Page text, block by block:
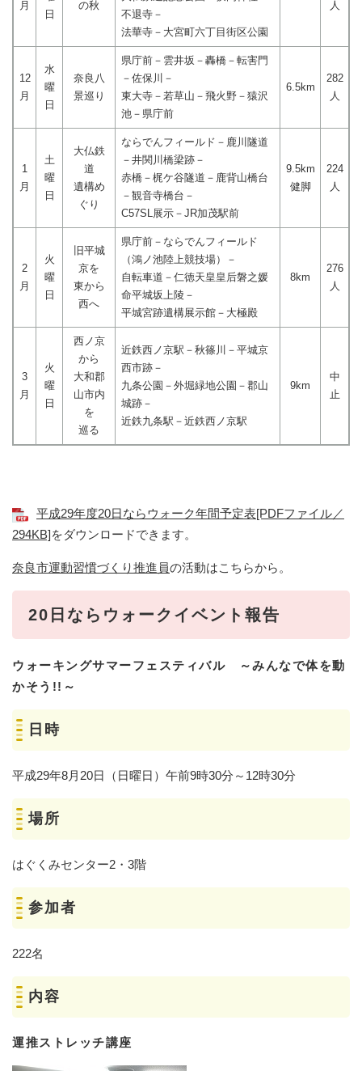
月
日
の秋
不退寺－
法華寺－大宮町六丁目街区公園
人
12
月
水
曜
日
奈良八
景巡り
県庁前－雲井坂－轟橋－転害門
－佐保川－
東大寺－若草山－飛火野－猿沢
池－県庁前
6.5km
282
人
1
月
土
曜
日
大仏鉄
道
遺構め
ぐり
ならでんフィールド－鹿川隧道
－井関川橋梁跡－
赤橋－梶ケ谷隧道－鹿背山橋台
－観音寺橋台－
C57SL展示－JR加茂駅前
9.5km
健脚
224
人
2
月
火
曜
日
旧平城
京を
東から
西へ
県庁前－ならでんフィールド
（鴻ノ池陸上競技場）－
自転車道－仁徳天皇皇后磐之媛
命平城坂上陵－
平城宮跡遺構展示館－大極殿
8km
276
人
3
月
火
曜
日
西ノ京
から
大和郡
山市内
を
巡る
近鉄西ノ京駅－秋篠川－平城京
西市跡－
九条公園－外堀緑地公園－郡山
城跡－
近鉄九条駅－近鉄西ノ京駅
9km
中
止
平成29年度20日ならウォーク年間予定表[PDFファイル／
294KB] をダウンロードできます。
奈良市運動習慣づくり推進員の活動はこちらから。
20日ならウォークイベント報告
ウォーキングサマーフェスティバル ～みんなで体を動
かそう!!～
日時
平成29年8月20日（日曜日）午前9時30分～12時30分
場所
はぐくみセンター2・3階
参加者
222名
内容
運推ストレッチ講座